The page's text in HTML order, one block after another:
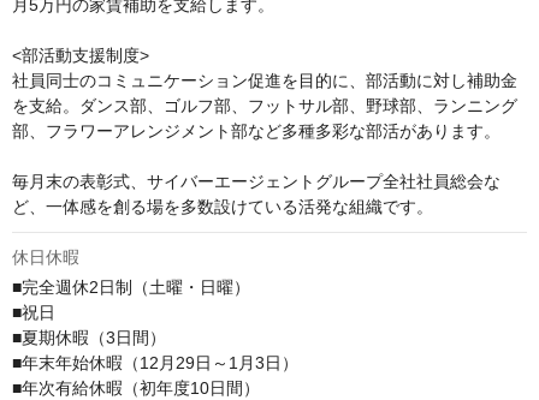
月5万円の家賃補助を支給します。
<部活動支援制度>
社員同士のコミュニケーション促進を目的に、部活動に対し補助金
を支給。ダンス部、ゴルフ部、フットサル部、野球部、ランニング
部、フラワーアレンジメント部など多種多彩な部活があります。
毎月末の表彰式、サイバーエージェントグループ全社社員総会な
ど、一体感を創る場を多数設けている活発な組織です。
休日休暇
■完全週休2日制（土曜・日曜）
■祝日
■夏期休暇（3日間）
■年末年始休暇（12月29日～1月3日）
■年次有給休暇（初年度10日間）